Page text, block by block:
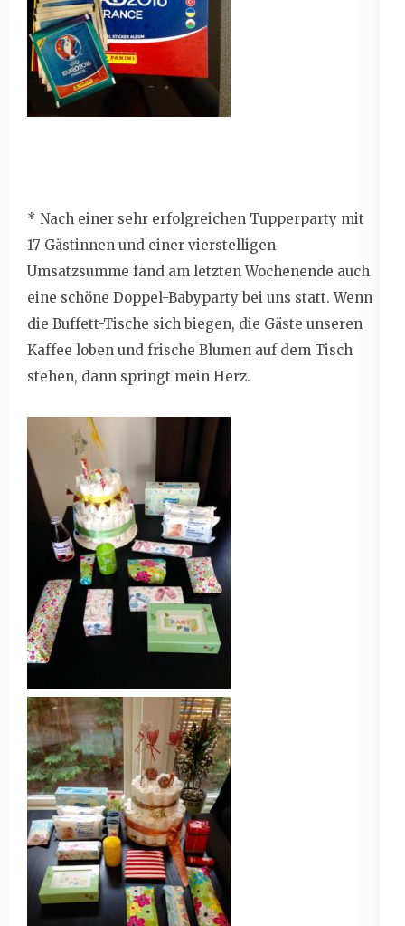
* Nach einer sehr erfolgreichen Tupperparty mit
17 Gästinnen und einer vierstelligen
Umsatzsumme fand am letzten Wochenende auch
eine schöne Doppel-Babyparty bei uns statt. Wenn
die Buffett-Tische sich biegen, die Gäste unseren
Kaffee loben und frische Blumen auf dem Tisch
stehen, dann springt mein Herz.